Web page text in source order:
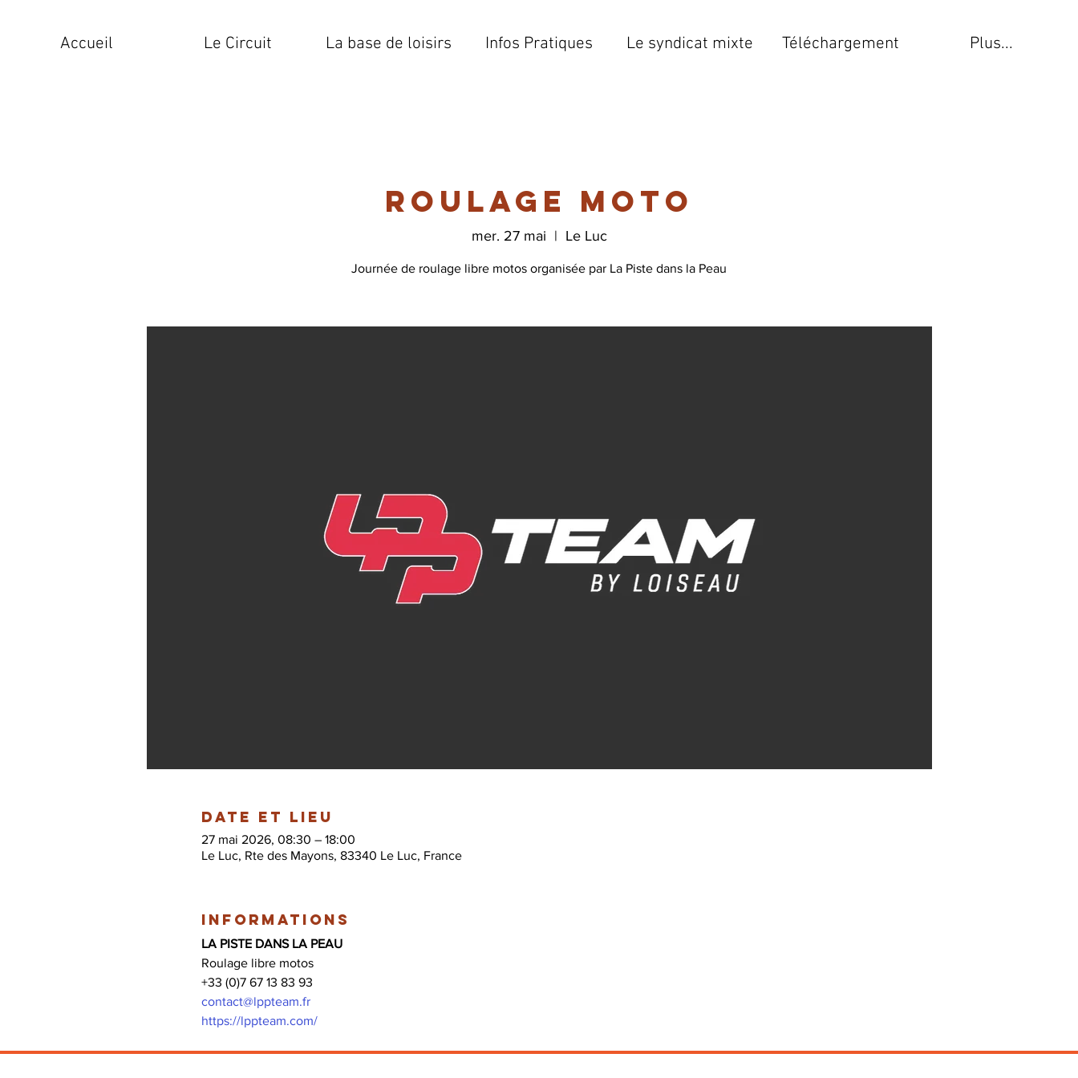
Accueil Le Circuit La base de loisirs Infos Pratiques Le syndicat mixte Téléchargement Plus...
Roulage Moto
mer. 27 mai
  |
Le Luc
Journée de roulage libre motos organisée par La Piste dans la Peau
Date et lieu
27 mai 2026, 08:30 – 18:00
Le Luc, Rte des Mayons, 83340 Le Luc, France
Informations
LA PISTE DANS LA PEAU
Roulage libre motos
+33 (0)7 67 13 83 93
contact@lppteam.fr
https://lppteam.com/